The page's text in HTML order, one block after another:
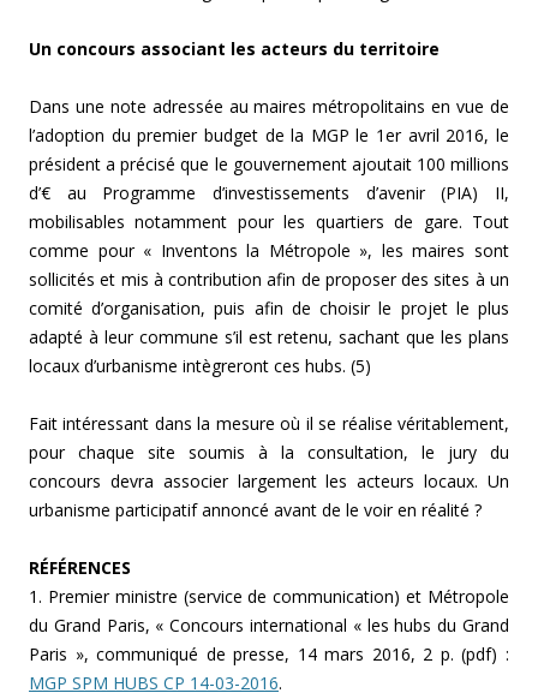
Un concours associant les acteurs du territoire
Dans une note adressée au maires métropolitains en vue de
l’adoption du premier budget de la MGP le 1er avril 2016, le
président a précisé que le gouvernement ajoutait 100 millions
d’€ au Programme d’investissements d’avenir (PIA) II,
mobilisables notamment pour les quartiers de gare. Tout
comme pour « Inventons la Métropole », les maires sont
sollicités et mis à contribution afin de proposer des sites à un
comité d’organisation, puis afin de choisir le projet le plus
adapté à leur commune s’il est retenu, sachant que les plans
locaux d’urbanisme intègreront ces hubs. (5)
Fait intéressant dans la mesure où il se réalise véritablement,
pour chaque site soumis à la consultation, le jury du
concours devra associer largement les acteurs locaux. Un
urbanisme participatif annoncé avant de le voir en réalité ?
RÉFÉRENCES
1. Premier ministre (service de communication) et Métropole
du Grand Paris, « Concours international « les hubs du Grand
Paris », communiqué de presse, 14 mars 2016, 2 p. (pdf) :
MGP SPM HUBS CP 14-03-2016.